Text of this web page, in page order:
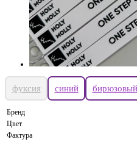
фуксия синий бирюзовый
Бренд
Цвет
Фактура